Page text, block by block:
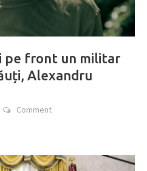
pe front un militar
Alexandru
Comment